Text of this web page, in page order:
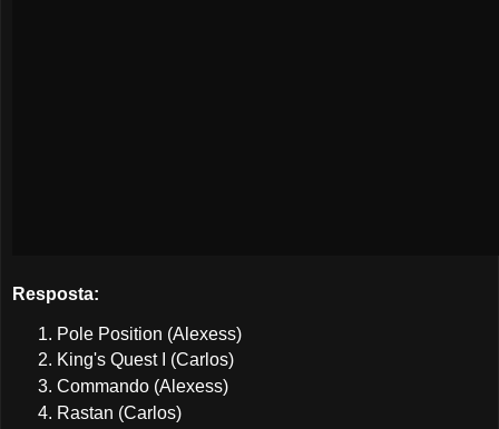
Resposta:
Pole Position (Alexess)
King's Quest I (Carlos)
Commando (Alexess)
Rastan (Carlos)